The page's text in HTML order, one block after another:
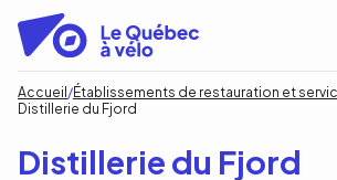
contenu
principal
Fil
Accueil
Établissements de restauration et
Distillerie du Fjord
Distillerie du Fjord